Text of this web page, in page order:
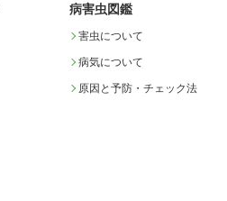
病害虫図鑑
害虫について
病気について
原因と予防・チェック法